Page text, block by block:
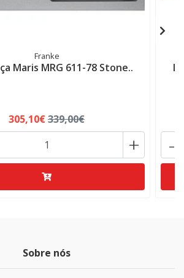
Franke
Maris MRG 611-78 Stone..
305,10€339,00€
+ -
Sobre nós